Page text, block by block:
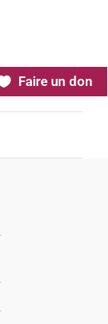
Faire un don